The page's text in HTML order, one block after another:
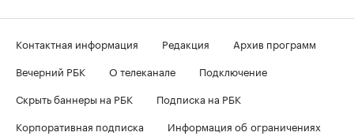
Контактная информация Редакция
Архив программ
Вечерний РБК
О телеканале
Подключение
Скрыть баннеры на РБК
Подписка на РБК
Корпоративная подписка
Информация об ограничениях